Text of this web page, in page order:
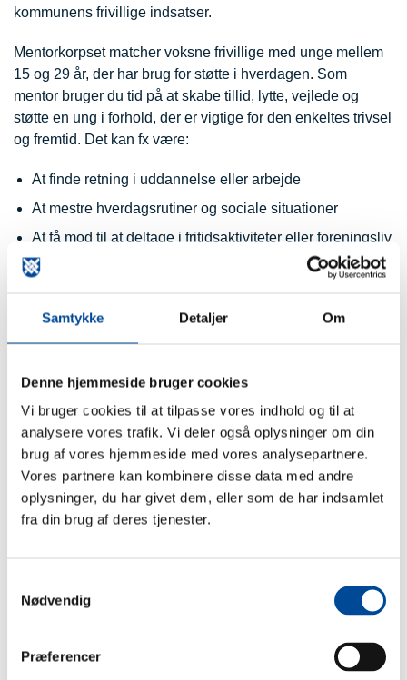
Samtykke Detaljer Om
Denne hjemmeside bruger cookies
Vi bruger cookies til at tilpasse vores indhold og til at
analysere vores trafik. Vi deler også oplysninger om din
brug af vores hjemmeside med vores analysepartnere.
Vores partnere kan kombinere disse data med andre
oplysninger, du har givet dem, eller som de har indsamlet
fra din brug af deres tjenester.
Nødvendig
Præferencer
kommunens frivillige indsatser.
Mentorkorpset matcher voksne frivillige med unge mellem
15 og 29 år, der har brug for støtte i hverdagen. Som
mentor bruger du tid på at skabe tillid, lytte, vejlede og
støtte en ung i forhold, der er vigtige for den enkeltes trivsel
og fremtid. Det kan fx være:
At finde retning i uddannelse eller arbejde
At mestre hverdagsrutiner og sociale situationer
At få mod til at deltage i fritidsaktiviteter eller foreningsliv
At have en tryg voksen at tale med om alt fra trivsel til
Mentor og mentee mødes typisk et par gange om
praktisk vejledning og gode trygge samtaler.
Bliv mentor eller få en mentor
Frivilligcenter Greve søger altid flere voksne, der vil gøre
44115802